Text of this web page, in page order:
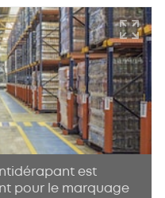
est
pour le marquage